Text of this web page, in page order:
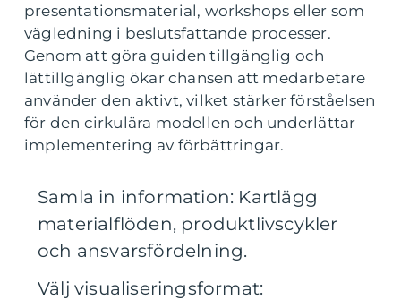
presentationsmaterial, workshops eller som
vägledning i beslutsfattande processer.
Genom att göra guiden tillgänglig och
lättillgänglig ökar chansen att medarbetare
använder den aktivt, vilket stärker förståelsen
för den cirkulära modellen och underlättar
implementering av förbättringar.
Samla in information: Kartlägg
materialflöden, produktlivscykler
och ansvarsfördelning.
Välj visualiseringsformat: